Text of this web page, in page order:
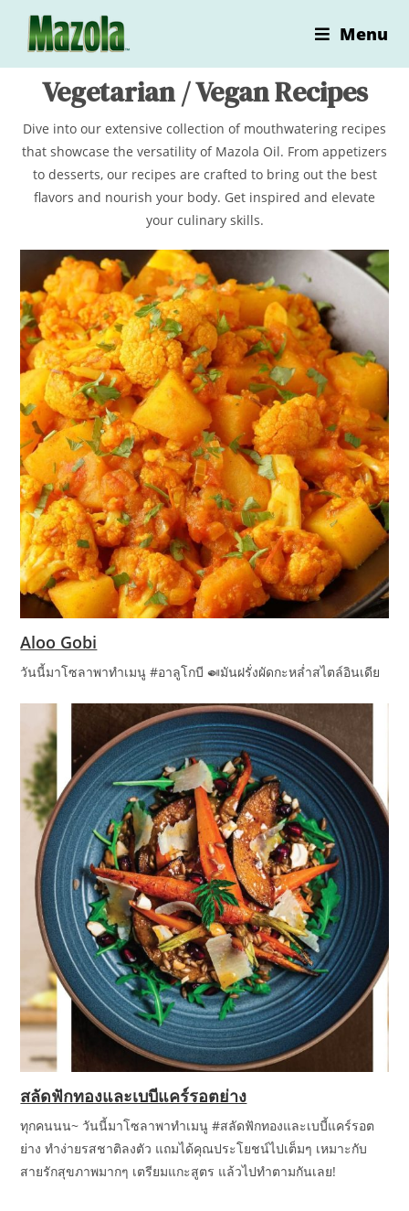
content
Menu
Vegetarian / VeganRecipes
Dive into our extensive collection of mouthwatering recipes
that showcase the versatility of Mazola Oil. From appetizers
to desserts, our recipes are crafted to bring out the best
flavors and nourish your body. Get inspired and elevate
your culinary skills.
Aloo Gobi
วันนี้มาโซลาพาทำเมนู #อาลูโกบี 🍛มันฝรั่งผัดกะหล่ำสไตล์อินเดีย
สลัดฟักทองและเบบีแคร์รอตย่าง
ทุกคนนน~ วันนี้มาโซลาพาทำเมนู #สลัดฟักทองและเบบี้แคร์รอต
ย่าง ทำง่ายรสชาติลงตัว แถมได้คุณประโยชน์ไปเต็มๆ เหมาะกับ
สายรักสุขภาพมากๆ เตรียมแกะสูตร แล้วไปทำตามกันเลย!